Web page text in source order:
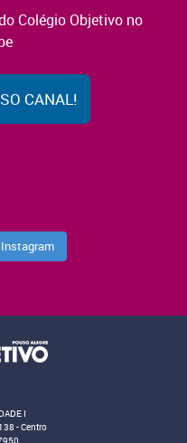
Colégio Objetivo no
CANAL!
I
- Centro